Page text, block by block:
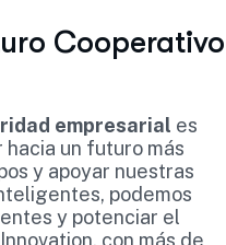
Cooperativo
empresarial es
hacia un futuro más
y apoyar nuestras
podemos
y potenciar el
con más de